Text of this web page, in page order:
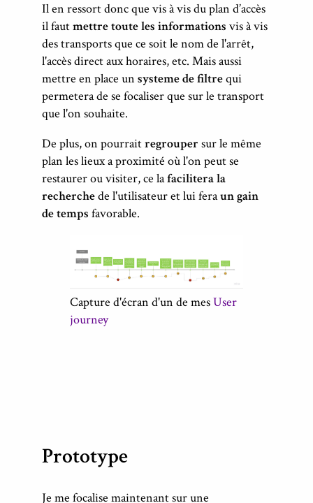
Il en ressort donc que vis à vis du plan d’accès
il fautmettre toute les informations vis à vis
des transports que ce soit le nom de l'arrêt,
l'accès direct aux horaires, etc. Mais aussi
mettre en place un systeme de filtrequi
permetera de se focaliser que sur le transport
que l'on souhaite.
De plus, on pourraitregrouper sur le même
plan les lieux a proximité où l'on peut se
restaurer ou visiter, ce lafacilitera la
recherchede l'utilisateur et lui feraun gain
de temps favorable.
Capture d'écran d'un de mesUser
journey
Prototype
Je me focalise maintenant sur une